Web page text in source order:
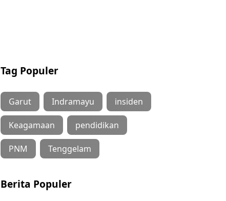
Tag Populer
Garut Indramayu insiden
Keagamaan pendidikan
PNM Tenggelam
Berita Populer